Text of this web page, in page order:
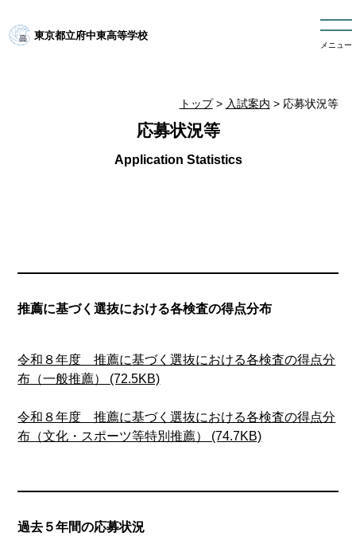
東京都立府中東高等学校
メニュー
トップ> 入試案内 > 応募状況等
応募状況等
推薦に基づく選抜における各検査の得点分布
令和８年度 推薦に基づく選抜における各検査の得点分
布（一般推薦） (72.5KB)
令和８年度 推薦に基づく選抜における各検査の得点分
布（文化・スポーツ等特別推薦） (74.7KB)
過去５年間の応募状況